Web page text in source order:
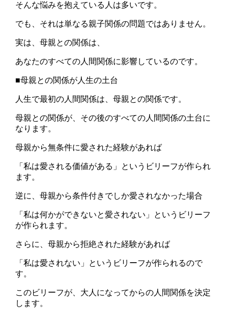
そんな悩みを抱えている人は多いです。
でも、それは単なる親子関係の問題ではありません。
実は、母親との関係は、
あなたのすべての人間関係に影響しているのです。
■母親との関係が人生の土台
人生で最初の人間関係は、母親との関係です。
母親との関係が、その後のすべての人間関係の土台に
なります。
母親から無条件に愛された経験があれば
「私は愛される価値がある」というビリーフが作られ
ます。
逆に、母親から条件付きでしか愛されなかった場合
「私は何かができないと愛されない」というビリーフ
が作られます。
さらに、母親から拒絶された経験があれば
「私は愛されない」というビリーフが作られるので
す。
このビリーフが、大人になってからの人間関係を決定
します。